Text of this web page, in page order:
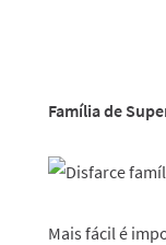
Família de
Mais fácil é